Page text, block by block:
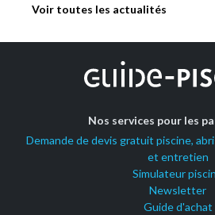
Voir toutes les actualités
Nos services pour les
Demande de devis gratuit piscine,
et entretien
Simulateur
Newsletter
Guide d'achat